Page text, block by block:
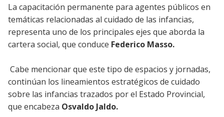
La capacitación permanente para agentes públicos en
temáticas relacionadas al cuidado de las infancias,
representa uno de los principales ejes que aborda la
cartera social, que conduce Federico Masso.
Cabe mencionar que este tipo de espacios y jornadas,
continúan los lineamientos estratégicos de cuidado
sobre las infancias trazados por el Estado Provincial,
que encabeza Osvaldo Jaldo.